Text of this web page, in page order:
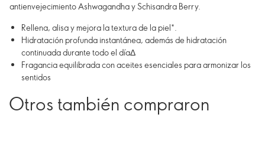
antienvejecimiento Ashwagandha y Schisandra Berry.
Rellena, alisa y mejora la textura de la piel*.
Hidratación profunda instantánea, además de hidratación
continuada durante todo el díaΔ
Fragancia equilibrada con aceites esenciales para armonizar los
sentidos
Otros también compraron